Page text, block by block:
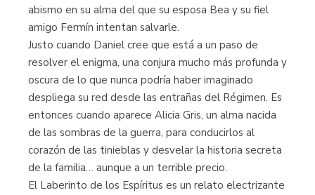
abismo en su alma del que su esposa Bea y su fiel
amigo Fermín intentan salvarle.
Justo cuando Daniel cree que está a un paso de
resolver el enigma, una conjura mucho más profunda y
oscura de lo que nunca podría haber imaginado
despliega su red desde las entrañas del Régimen. Es
entonces cuando aparece Alicia Gris, un alma nacida
de las sombras de la guerra, para conducirlos al
corazón de las tinieblas y desvelar la historia secreta
de la familia… aunque a un terrible precio.
El Laberinto de los Espíritus es un relato electrizante